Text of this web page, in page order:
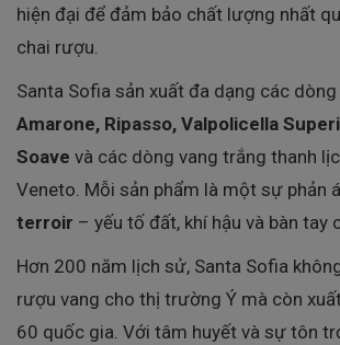
hiện đại để đảm bảo chất lượng nhất
chai rượu.
Santa Sofia sản xuất đa dạng các
Amarone, Ripasso, Valpolicella
Soave và các dòng vang trắng thanh
Veneto. Mỗi sản phẩm là một sự phản
terroir – yếu tố đất, khí hậu và bàn tay
Hơn 200 năm lịch sử, Santa Sofia
rượu vang cho thị trường Ý mà còn
60 quốc gia. Với tâm huyết và sự tôn